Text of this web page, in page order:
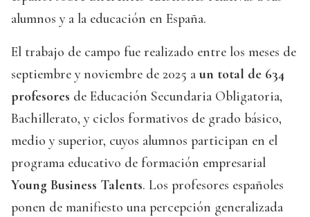
alumnos y a la educación en España.
El trabajo de campo fue realizado entre los meses de
septiembre y noviembre de 2025 a un total de 634
profesores de Educación Secundaria Obligatoria,
Bachillerato, y ciclos formativos de grado básico,
medio y superior, cuyos alumnos participan en el
programa educativo de formación empresarial
Young Business Talents. Los profesores españoles
ponen de manifiesto una percepción generalizada